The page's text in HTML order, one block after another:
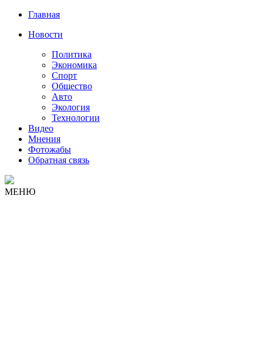
Главная
Новости
Политика
Экономика
Спорт
Общество
Авто
Экология
Технологии
Видео
Мнения
Фотожабы
Обратная связь
МЕНЮ